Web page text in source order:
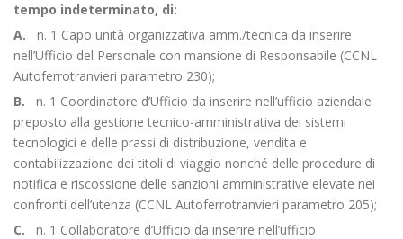
tempo indeterminato, di:
A. n. 1 Capo unità organizzativa amm./tecnica da inserire
nell’Ufficio del Personale con mansione di Responsabile (CCNL
Autoferrotranvieri parametro 230);
B. n. 1 Coordinatore d’Ufficio da inserire nell’ufficio aziendale
preposto alla gestione tecnico-amministrativa dei sistemi
tecnologici e delle prassi di distribuzione, vendita e
contabilizzazione dei titoli di viaggio nonché delle procedure di
notifica e riscossione delle sanzioni amministrative elevate nei
confronti dell’utenza (CCNL Autoferrotranvieri parametro 205);
C. n. 1 Collaboratore d’Ufficio da inserire nell’ufficio